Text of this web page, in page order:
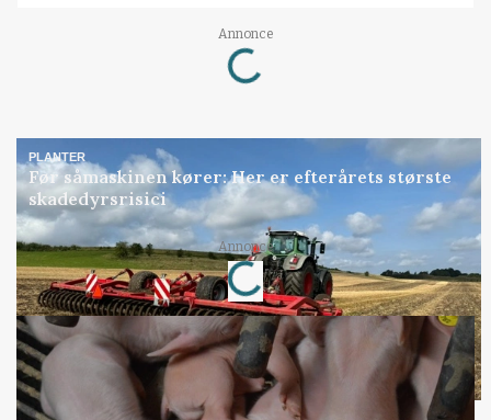
Annonce
Loading...
PLANTER
Før såmaskinen kører: Her er efterårets største
skadedyrsrisici
Annonce
Loading...